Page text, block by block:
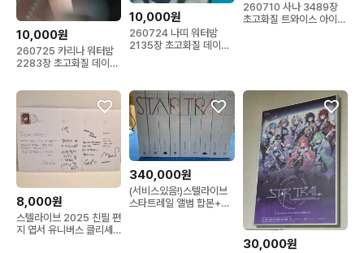
10,000원
260725 카리나 워터밤
2283장 초고화질 데이터
10,000원
260724 나띠 워터밤
2135장 초고화질 데이터
260710 사나 3489장
초고화질 트와이스 아이돌
8,000원
스텔라이브 2025 친필 편
지 엽서 유니버스 클리셰
340,000원
(서비스있음!)스텔라이브
스타트레일 앨범 합본+무
30,000원